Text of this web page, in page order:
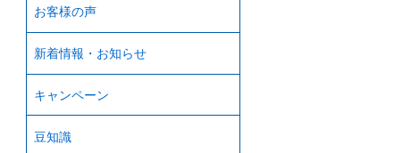
お客様の声
新着情報・お知らせ
キャンペーン
豆知識